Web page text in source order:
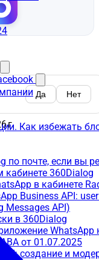
Как избежать
по почте, если вы
360Dialog
в кабинете
Business API:
Messages API)
в 360Dialog
WhatsApp
от 01.07.2025
создание и
Да Нет
г.